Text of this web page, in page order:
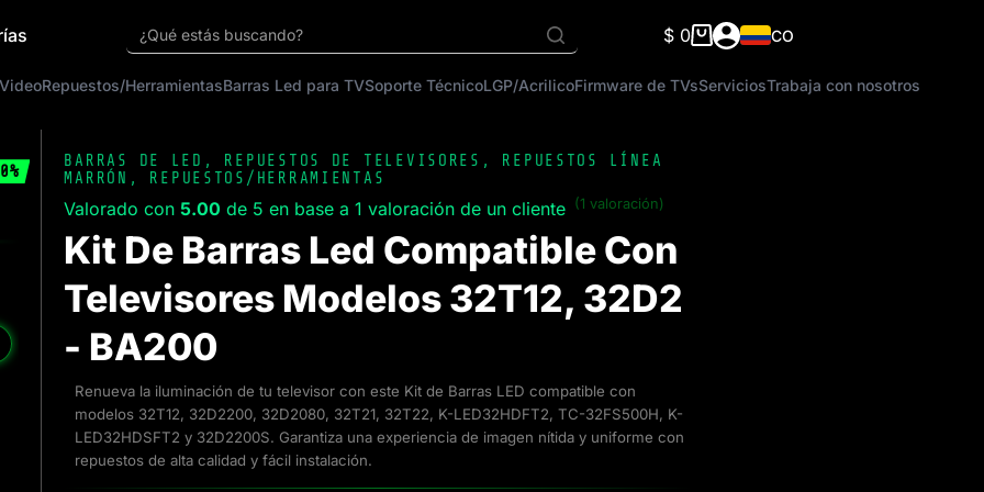
¿Qué estás buscando?
Carro
compra
$ 0 CO
Repuestos/HerramientasBarras Led para TVSoporte TécnicoLGP/AcrilicoFirmware de TVsServiciosTrabaja con nosotros
BARRAS DE LED , REPUESTOS DE TELEVISORES ,
REPUESTOS LÍNEA
MARRÓN , REPUESTOS/HERRAMIENTAS
Valorado con5.00 de 5 en base a1 valoración de un cliente (1 valoración)
Kit De Barras Led Compatible Con
Televisores Modelos 32T12, 32D2
- BA200
Renueva la iluminación de tu televisor con este Kit de Barras LED compatible con
modelos 32T12, 32D2200, 32D2080, 32T21, 32T22, K-LED32HDFT2, TC-32FS500H, K-
LED32HDSFT2 y 32D2200S. Garantiza una experiencia de imagen nítida y uniforme con
repuestos de alta calidad y fácil instalación.